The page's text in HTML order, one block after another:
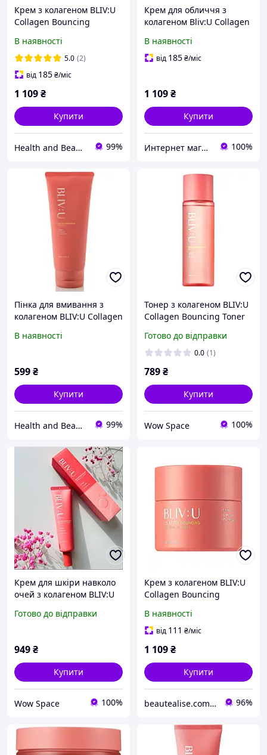
Крем з колагеном BLIV:U
Collagen Bouncing
В наявності
5.0 (2)
від 185₴/міс
1 109₴
Купити
Health and Beauty 99%
Крем для обличчя з
колагеном Bliv:U Collagen
80 мл
В наявності
від 185₴/міс
1 109₴
Купити
Интернет магазин корейской косметики 100%
Пінка для вмивання з
колагеном BLIV:U Collagen
В наявності
599₴
Купити
Health and Beauty 99%
Тонер з колагеном BLIV:U
Collagen Bouncing Toner
Готово до відправки
0.0 (1)
789₴
Купити
Wow Space 100%
Крем для шкіри навколо
очей з колагеном BLIV:U
Firming Eye Cream 30 ml
Готово до відправки
949₴
Купити
Wow Space 100%
Крем з колагеном BLIV:U
Collagen Bouncing
В наявності
від 111 ₴/міс
1 109₴
Купити
beautealise.com.ua 96%